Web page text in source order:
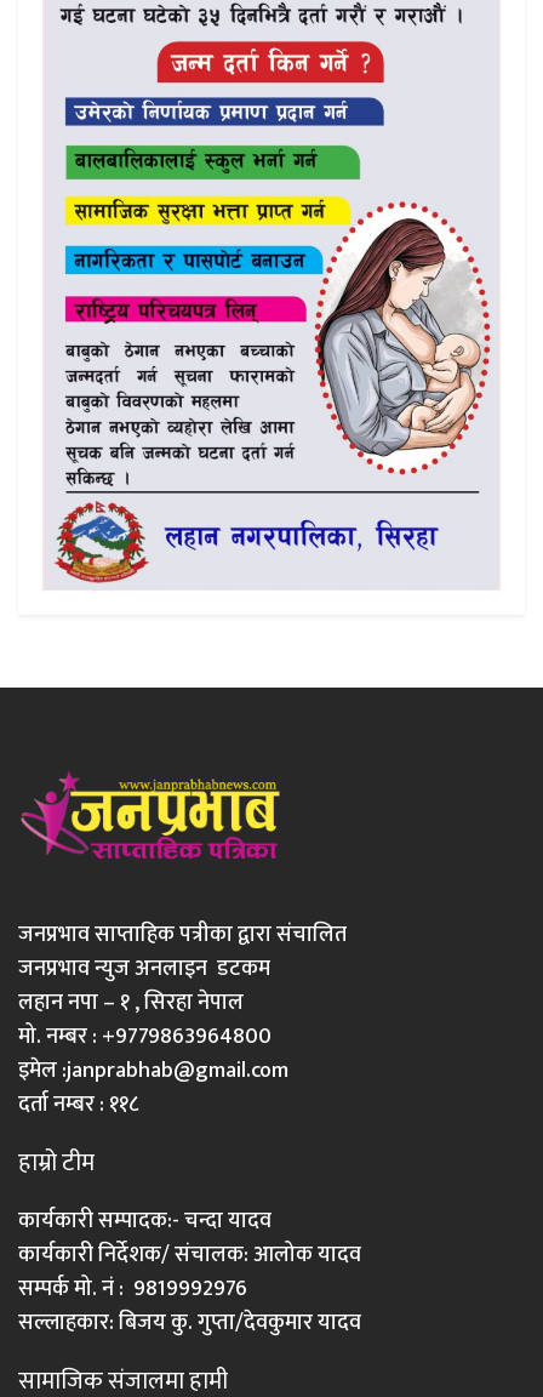
जनप्रभाव साप्ताहिक पत्रीका द्वारा संचालित
जनप्रभाव न्युज अनलाइन डटकम
लहान नपा – १ , सिरहा नेपाल
मो. नम्बर : +9779863964800
इमेल :janprabhab@gmail.com
दर्ता नम्बर : ११८
हाम्रो टीम
कार्यकारी सम्पादक:- चन्दा यादव
कार्यकारी निर्देशक/ संचालक: आलोक यादव
सम्पर्क मो. नं : 9819992976
सल्लाहकार: बिजय कु. गुप्ता/देवकुमार यादव
सामाजिक संजालमा हामी